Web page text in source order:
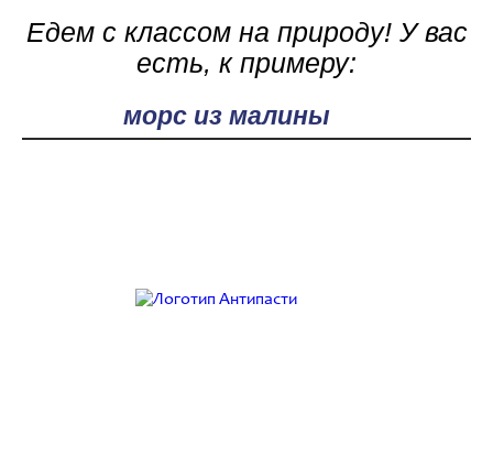
Едем с классом на природу! У вас
есть, к примеру: